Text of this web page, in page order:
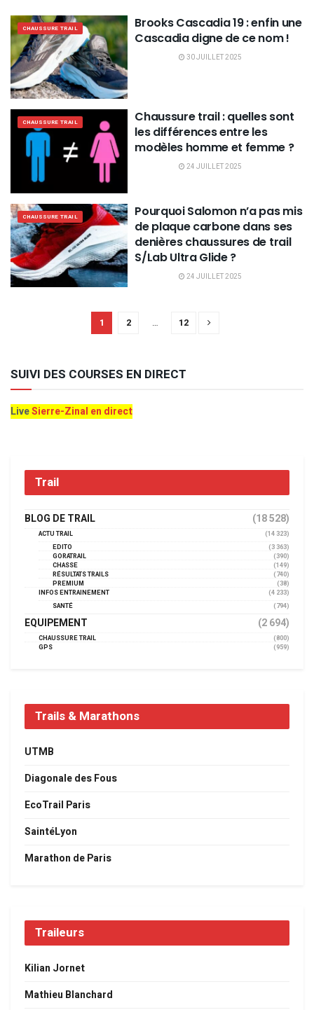
CHAUSSURE TRAIL
Brooks Cascadia 19 : enfin une
Cascadia digne de ce nom !
30 JUILLET 2025
CHAUSSURE TRAIL
Chaussure trail : quelles sont
les différences entre les
modèles homme et femme ?
24 JUILLET 2025
CHAUSSURE TRAIL
Pourquoi Salomon n’a pas mis
de plaque carbone dans ses
denières chaussures de trail
S/Lab Ultra Glide ?
24 JUILLET 2025
1 2 … 12
SUIVI DES COURSES EN DIRECT
LiveSierre-Zinal en direct
Trail
BLOG DE TRAIL (18 528)
ACTU TRAIL
(14 323)
EDITO
(3 363)
GORATRAIL
(390)
CHASSE
(149)
RÉSULTATS TRAILS
(740)
PREMIUM
(38)
INFOS ENTRAINEMENT
(4 233)
SANTÉ
(794)
EQUIPEMENT (2 694)
CHAUSSURE TRAIL
(800)
GPS
(959)
Trails & Marathons
UTMB
Diagonale des Fous
EcoTrail Paris
SaintéLyon
Marathon de Paris
Traileurs
Kilian Jornet
Mathieu Blanchard